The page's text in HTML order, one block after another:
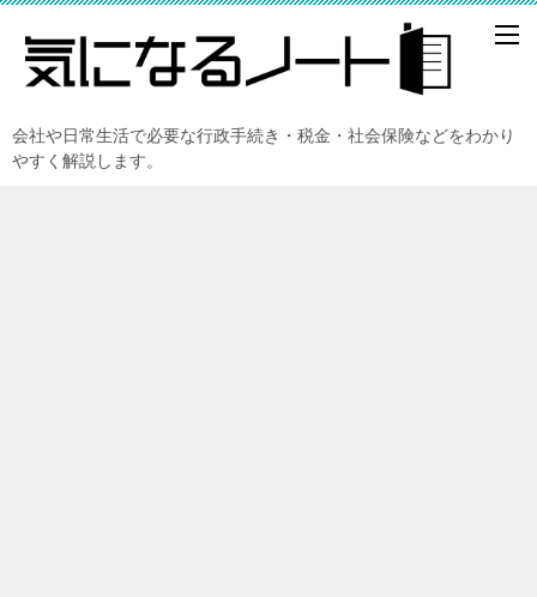
会社や日常生活で必要な行政手続き・税金・社会保険などをわかり
やすく解説します。